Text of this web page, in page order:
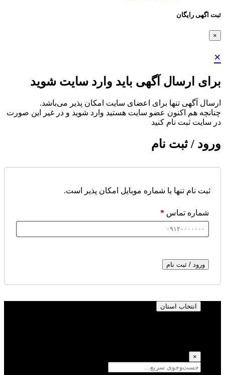
ثبت اگهی رایگان
×
×
برای ارسال آگهی باید وارد سایت شوید
ارسال آگهی تنها برای اعضای سایت امکان پذیر می‌باشد.
چنانچه هم‌ اکنون عضو سایت هستید وارد شوید و در غیر این صورت
در سایت ثبت نام کنید
ورود / ثبت نام
ثبت نام تنها با شماره موبایل امکان پذیر است.
شماره تماس *
ورود / ثبت نام
انتخاب استان
×